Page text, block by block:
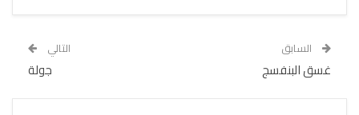
السابق
غسق البنفسج
التالي
جولة